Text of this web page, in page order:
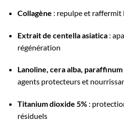
Collagène : repulpe et raffermit
Extrait de centella asiatica:
régénération
Lanoline, cera alba,
agents protecteurs et
Titanium dioxide 5%:
résiduels